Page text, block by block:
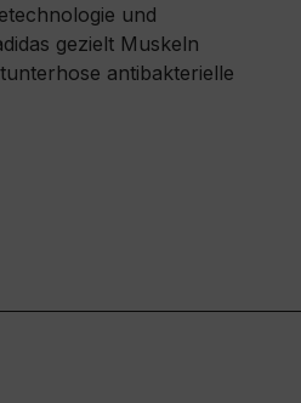
und
gezielt Muskeln
antibakterielle